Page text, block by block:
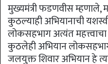
मुख्यमंत्री फडणवीस म्हणाले,
कुठल्याही अभियानाची
लोकसहभाग अत्यंत
कुठलेही अभियान
जलयुक्त शिवार अभियान हे